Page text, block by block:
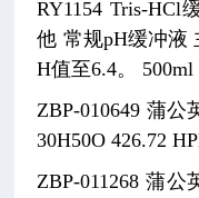
RY1154 Tris-HCl
他 常规pH缓冲液
H值至6.4。
500ml
ZBP-010649 蒲公
30H50O 426.72
ZBP-011268 蒲公